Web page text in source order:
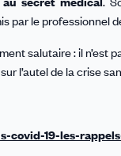
par le professionnel
salutaire : il n’est
l’autel de la crise
covid-19-les-